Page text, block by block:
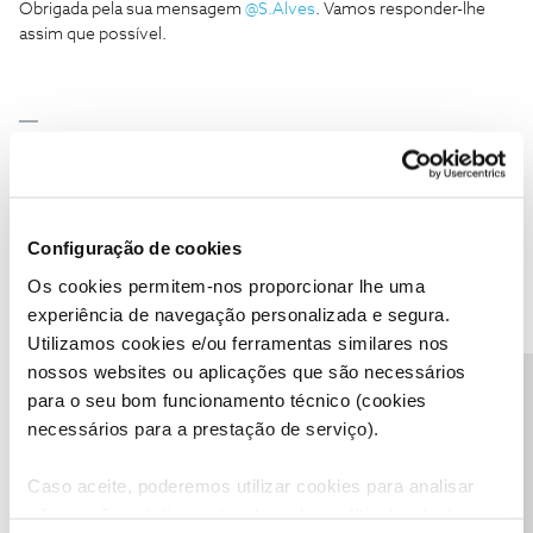
Configuração de cookies
Os cookies permitem-nos proporcionar lhe uma
experiência de navegação personalizada e segura.
Utilizamos cookies e/ou ferramentas similares nos
nossos websites ou aplicações que são necessários
para o seu bom funcionamento técnico (cookies
necessários para a prestação de serviço).
Caso aceite, poderemos utilizar cookies para analisar
Obrigada pela sua mensagem @S.Alves. Vamos responder-lhe
assim que possível.
como "Melhor Resposta" e faça "Like" nos melhores comentários.
S S.Alves AUTOR Forum|Forum|5 years ago
tudo, mas já está funcional.
1 pessoa gostou